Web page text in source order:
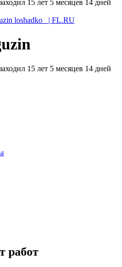
15 лет 5 месяцев 14 дней
15 лет 5 месяцев 14 дней
работ